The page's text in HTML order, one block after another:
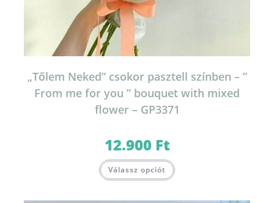
„Tőlem Neked” csokor pasztell színben – ”
From me for you ” bouquet with mixed
flower – GP3371
12.900 Ft
Válassz opciót